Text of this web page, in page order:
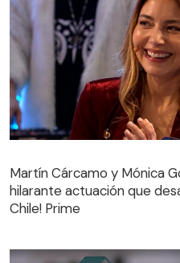
hilarante actuación que
Chile! Prime
Martín Cárcamo y Mónica
hilarante actuación que
Chile! Prime